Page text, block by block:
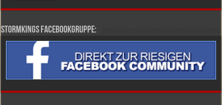
Stormkings Facebookgruppe: